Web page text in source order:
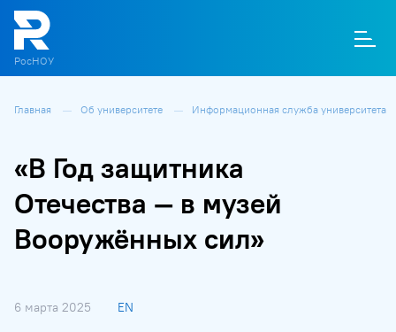
РосНОУ
Главная Об университете Информационная служба университета
«В Год защитника
Отечества — в музей
Вооружённых сил»
6 марта 2025 EN